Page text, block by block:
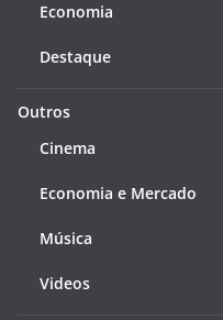
Economia
Destaque
Outros
Cinema
Economia e Mercado
Música
Videos